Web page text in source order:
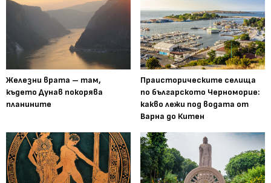
Железни врата – там,
където Дунав покорява
планините
Праисторическите селища
по българското Черноморие:
какво лежи под водата от
Варна до Китен